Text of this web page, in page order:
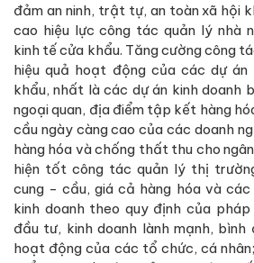
đảm an ninh, trật tự, an toàn xã hội
cao hiệu lực công tác quản lý nhà
kinh tế cửa khẩu. Tăng cường công
hiệu quả hoạt động của các dự
khẩu, nhất là các dự án kinh doanh
ngoại quan, địa điểm tập kết hàng
cầu ngày càng cao của các doanh
hàng hóa và chống thất thu cho
hiện tốt công tác quản lý thị
cung - cầu, giá cả hàng hóa và
kinh doanh theo quy định của
đầu tư, kinh doanh lành mạnh,
hoạt động của các tổ chức, cá